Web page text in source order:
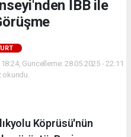
İBB ile
Güncelleme: 28.05.2025 - 22:11
okundu.
Köprüsü'nün